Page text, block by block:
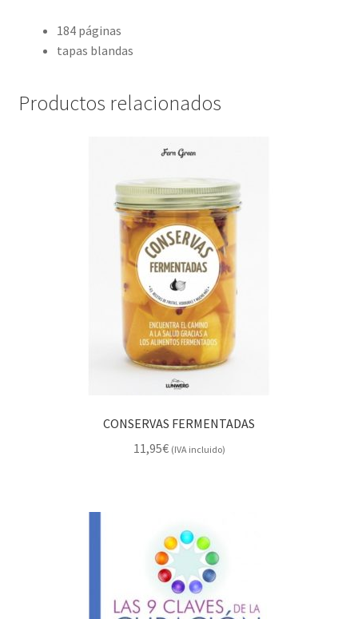
184 páginas
tapas blandas
Productos relacionados
CONSERVAS FERMENTADAS
11,95€ (IVA incluido)